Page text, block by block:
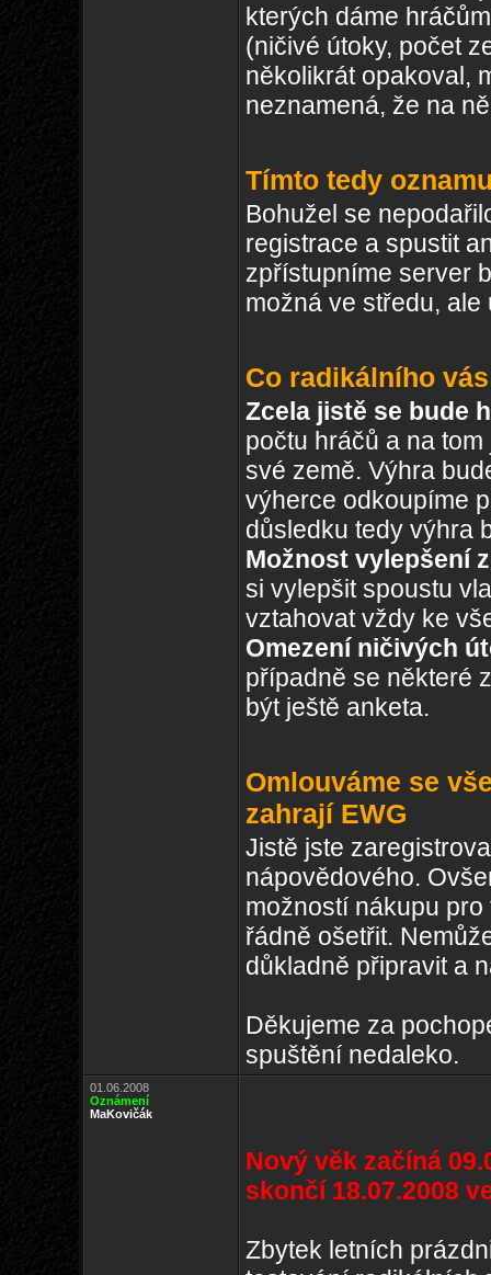
kterých dáme
(ničivé útoky, počet
několikrát opakoval,
neznamená, že na
Tímto tedy
Bohužel se
registrace a spustit
zpřístupníme server
možná ve středu,
Co radikálního
Zcela jistě se bude
počtu hráčů a na
své země. Výhra
výherce odkoupíme
důsledku tedy výhra
Možnost vylepšení
si vylepšit spoustu
vztahovat vždy ke
Omezení ničivých
případně se některé
být ještě anketa.
Omlouváme se
zahrají EWG
Jistě jste
nápovědového.
možností nákupu
řádně ošetřit.
důkladně připravit a
Děkujeme za
spuštění nedaleko.
01.06.2008
Oznámení
MaKovičák
Nový věk začíná
skončí 18.07.2008
Zbytek letních